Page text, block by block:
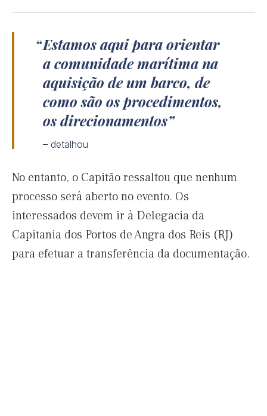
Estamos aqui para orientar
a comunidade marítima na
aquisição de um barco, de
como são os procedimentos,
os direcionamentos
– detalhou
No entanto, o Capitão ressaltou que nenhum
processo será aberto no evento. Os
interessados devem ir à Delegacia da
Capitania dos Portos de Angra dos Reis (RJ)
para efetuar a transferência da documentação.